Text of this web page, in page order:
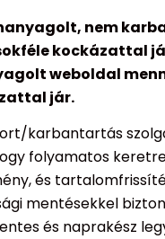
nem
kockázattal
weboldal
jár.
karbantartás
folyamatos
és
mentésekkel
és naprakész